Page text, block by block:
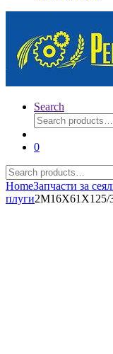
Search
Search
for:
0
Search
for:
HomeЗапчасти за
плуги